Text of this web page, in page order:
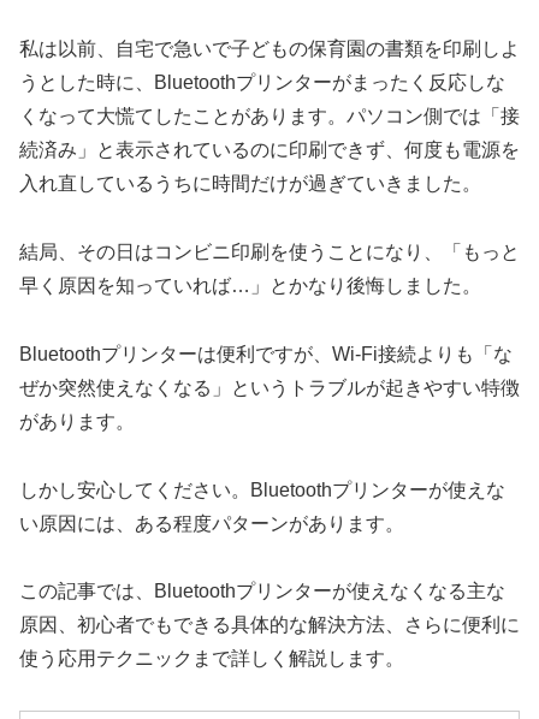
私は以前、自宅で急いで子どもの保育園の書類を印刷しよ
うとした時に、Bluetoothプリンターがまったく反応しな
くなって大慌てしたことがあります。パソコン側では「接
続済み」と表示されているのに印刷できず、何度も電源を
入れ直しているうちに時間だけが過ぎていきました。
結局、その日はコンビニ印刷を使うことになり、「もっと
早く原因を知っていれば…」とかなり後悔しました。
Bluetoothプリンターは便利ですが、Wi-Fi接続よりも「な
ぜか突然使えなくなる」というトラブルが起きやすい特徴
があります。
しかし安心してください。Bluetoothプリンターが使えな
い原因には、ある程度パターンがあります。
この記事では、Bluetoothプリンターが使えなくなる主な
原因、初心者でもできる具体的な解決方法、さらに便利に
使う応用テクニックまで詳しく解説します。